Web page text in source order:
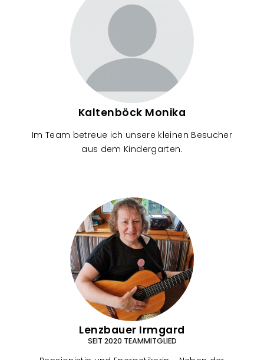
Kaltenböck Monika
Im Team betreue ich unsere kleinen Besucher
aus dem Kindergarten.
Lenzbauer Irmgard
SEIT 2020 TEAMMITGLIED